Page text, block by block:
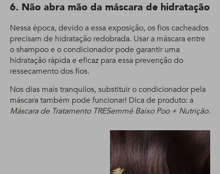
6. Não abra mão da máscara de hidratação
Nessa época, devido a essa exposição, os fios cacheados
precisam de hidratação redobrada. Usar a máscara entre
o shampoo e o condicionador pode garantir uma
hidratação rápida e eficaz para essa prevenção do
ressecamento dos fios.
Nos dias mais tranquilos, substituir o condicionador pela
máscara também pode funcionar! Dica de produto: a
Máscara de Tratamento TRESemmé Baixo Poo + Nutrição.